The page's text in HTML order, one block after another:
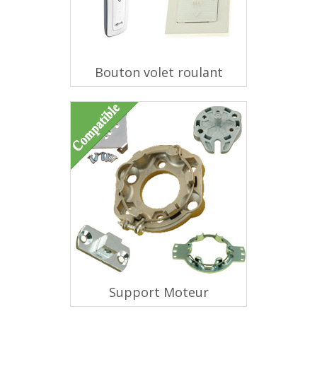
Bouton volet roulant
Support Moteur